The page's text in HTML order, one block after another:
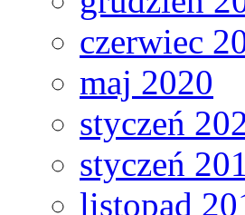
czerwiec
maj 2020
styczeń
styczeń
listopad